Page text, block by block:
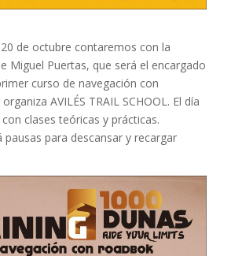
de octubre contaremos con la
Miguel Puertas, que será el encargado
curso de navegación con
AVILÉS TRAIL SCHOOL. El día
clases teóricas y prácticas.
pausas para descansar y recargar